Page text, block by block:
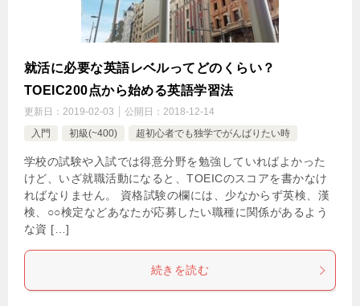
就活に必要な英語レベルってどのくらい？
TOEIC200点から始める英語学習法
更新日： 2019-02-03 公開日： 2018-12-14
入門
初級(~400) 超初心者でも独学でがんばりたい時
学校の試験や入試では得意分野を勉強していればよかった
けど、いざ就職活動になると、TOEICのスコアを書かなけ
ればなりません。 資格試験の欄には、少なからず英検、漢
検、○○検定などあなたが応募したい職種に関係があるよう
な資 […]
続きを読む